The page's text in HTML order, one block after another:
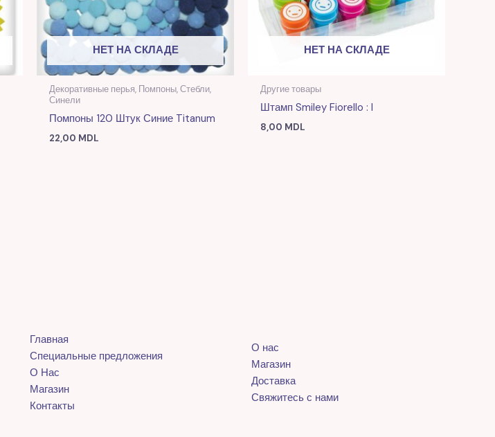
НЕТ НА СКЛАДЕ
Декоративные перья, Помпоны, Стебли,
Синели
Помпоны 120 Штук Синие Titanum
22,00 MDL
НЕТ НА СКЛАДЕ
Другие товары
Штамп Smiley Fiorello : I
8,00 MDL
Главная
Специальные предложения
О Нас
Магазин
Контакты
О нас
Магазин
Доставка
Свяжитесь с нами